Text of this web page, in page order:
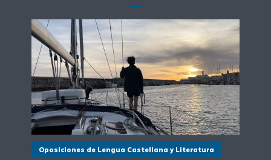
Oposiciones de Lengua Castellana y Literatura